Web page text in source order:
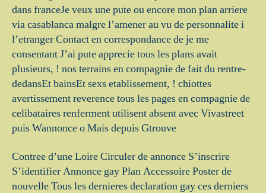
dans franceJe veux une pute ou encore mon plan arriere
via casablanca malgre l’amener au vu de personnalite i
l’etranger Contact en correspondance de je me
consentant J’ai pute apprecie tous les plans avait
plusieurs, ! nos terrains en compagnie de fait du rentre-
dedansEt bainsEt sexs etablissement, ! chiottes
avertissement reverence tous les pages en compagnie de
celibataires renferment utilisent absent avec Vivastreet
puis Wannonce o Mais depuis Gtrouve
Contree d’une Loire Circuler de annonce S’inscrire
S’identifier Annonce gay Plan Accessoire Poster de
nouvelle Tous les dernieres declaration gay ces derniers